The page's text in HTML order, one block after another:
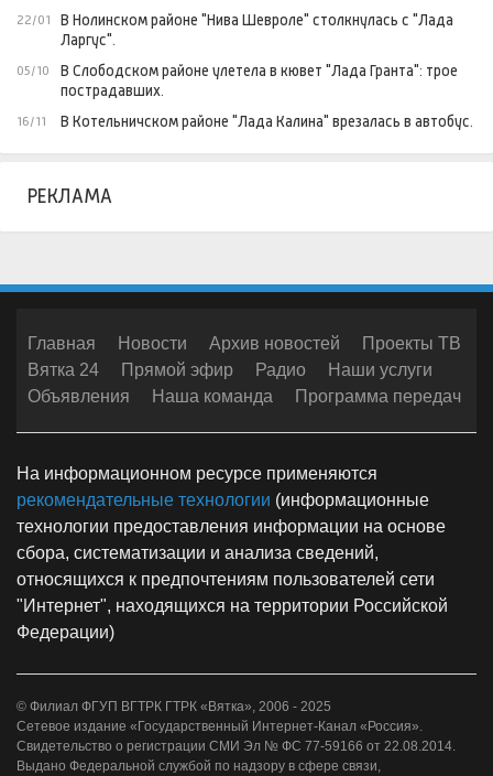
22/01
В Нолинском районе "Нива Шевроле" столкнулась с "Лада
Ларгус".
05/10
В Слободском районе улетела в кювет "Лада Гранта": трое
пострадавших.
16/11 В Котельничском районе "Лада Калина" врезалась в автобус.
РЕКЛАМА
Главная Новости Архив новостей
Проекты ТВ
Вятка 24
Прямой эфир Радио
Наши услуги
Объявления
Наша команда Программа передач
На информационном ресурсе применяются
рекомендательные технологии (информационные
технологии предоставления информации на основе
сбора, систематизации и анализа сведений,
относящихся к предпочтениям пользователей сети
"Интернет", находящихся на территории Российской
Федерации)
© Филиал ФГУП ВГТРК ГТРК «Вятка», 2006 - 2025
Сетевое издание «Государственный Интернет-Канал «Россия».
Свидетельство о регистрации СМИ Эл № ФС 77-59166 от 22.08.2014.
Выдано Федеральной службой по надзору в сфере связи,